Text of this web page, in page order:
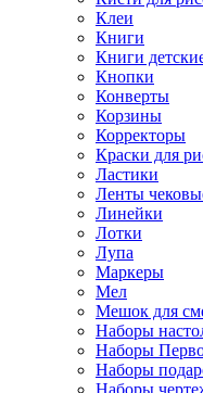
Клеи
Книги
Книги
Кнопки
Конверты
Корзины
Корректоры
Краски для
Ластики
Ленты
Линейки
Лотки
Лупа
Маркеры
Мел
Мешок для
Наборы
Наборы
Наборы
Наборы